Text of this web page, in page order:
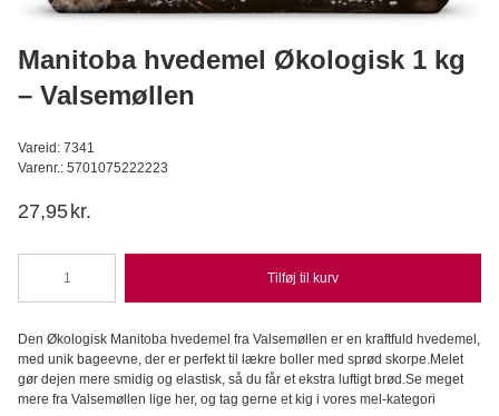
Manitoba hvedemel Økologisk 1 kg
– Valsemøllen
Vareid: 7341
Varenr.: 5701075222223
27,95 kr.
Manitoba
hvedemel
1
kg
-
Valsemøllen
Tilføj til kurv
Den Økologisk Manitoba hvedemel fra Valsemøllen er en kraftfuld hvedemel,
med unik bageevne, der er perfekt til lækre boller med sprød skorpe.Melet
gør dejen mere smidig og elastisk, så du får et ekstra luftigt brød.Se meget
mere fra Valsemøllen lige her, og tag gerne et kig i vores mel-kategori